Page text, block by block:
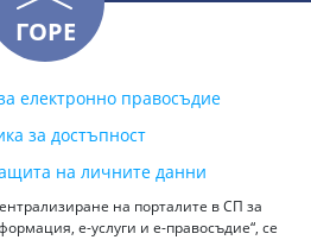
ГОРЕ
електронно правосъдие
за достъпност
на личните данни
на порталите в СП за
е-услуги и е-правосъдие“, се